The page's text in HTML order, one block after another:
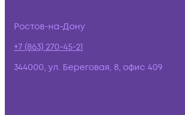
Ростов-на-Дону
+7 (863) 270-45-21
344000, ул. Береговая, 8, офис 409